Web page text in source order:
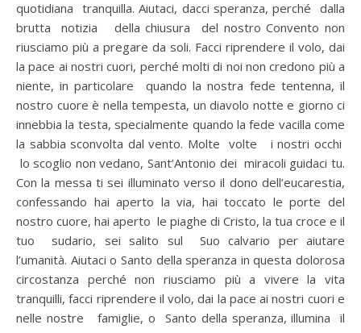
quotidiana tranquilla. Aiutaci, dacci speranza, perché dalla
brutta notizia della chiusura del nostro Convento non
riusciamo più a pregare da soli. Facci riprendere il volo, dai
la pace ai nostri cuori, perché molti di noi non credono più a
niente, in particolare quando la nostra fede tentenna, il
nostro cuore è nella tempesta, un diavolo notte e giorno ci
innebbia la testa, specialmente quando la fede vacilla come
la sabbia sconvolta dal vento. Molte volte i nostri occhi
lo scoglio non vedano, Sant’Antonio dei miracoli guidaci tu.
Con la messa ti sei illuminato verso il dono dell’eucarestia,
confessando hai aperto la via, hai toccato le porte del
nostro cuore, hai aperto le piaghe di Cristo, la tua croce e il
tuo sudario, sei salito sul Suo calvario per aiutare
l’umanità. Aiutaci o Santo della speranza in questa dolorosa
circostanza perché non riusciamo più a vivere la vita
tranquilli, facci riprendere il volo, dai la pace ai nostri cuori e
nelle nostre famiglie, o Santo della speranza, illumina il